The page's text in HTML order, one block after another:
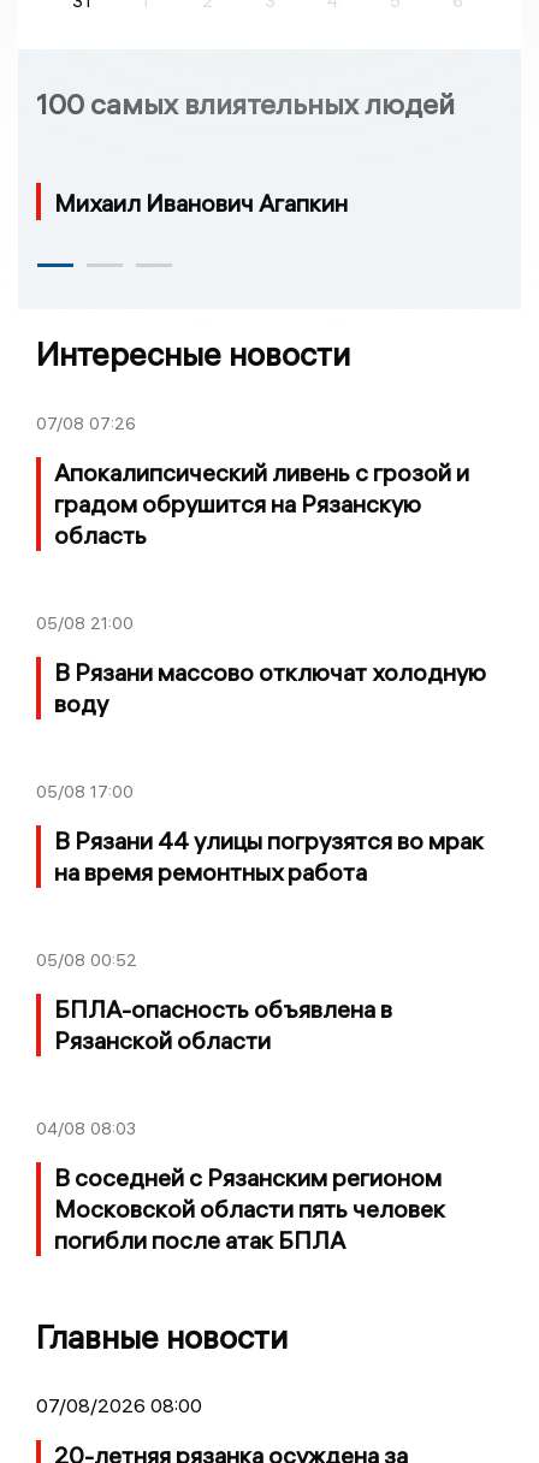
100 самых влиятельных людей
Михаил Иванович Агапкин
Интересные новости
07/08 07:26
Апокалипсический ливень с грозой и
градом обрушится на Рязанскую
область
05/08 21:00
В Рязани массово отключат холодную
воду
05/08 17:00
В Рязани 44 улицы погрузятся во мрак
на время ремонтных работа
05/08 00:52
БПЛА-опасность объявлена в
Рязанской области
04/08 08:03
В соседней с Рязанским регионом
Московской области пять человек
погибли после атак БПЛА
Главные новости
07/08/2026 08:00
20-летняя рязанка осуждена за